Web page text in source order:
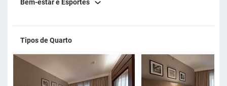
Bem-estar e Esportes
Tipos de Quarto